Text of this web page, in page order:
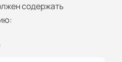
содержать